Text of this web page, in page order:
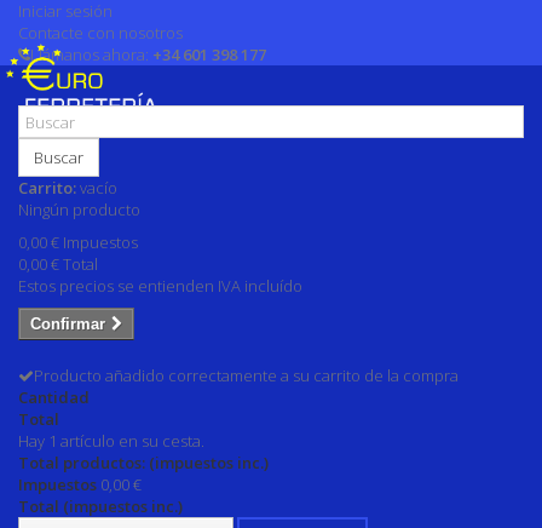
Iniciar sesión
Contacte con nosotros
Llámanos ahora: +34 601 398 177
Buscar
Carrito:vacío
Ningún producto
0,00 € Impuestos
0,00 €Total
Estos precios se entienden IVA incluído
Confirmar
Producto añadido correctamente a su carrito de la compra
Cantidad
Total
Hay 1 artículo en su cesta.
Total productos: (impuestos inc.)
Impuestos 0,00 €
Total (impuestos inc.)